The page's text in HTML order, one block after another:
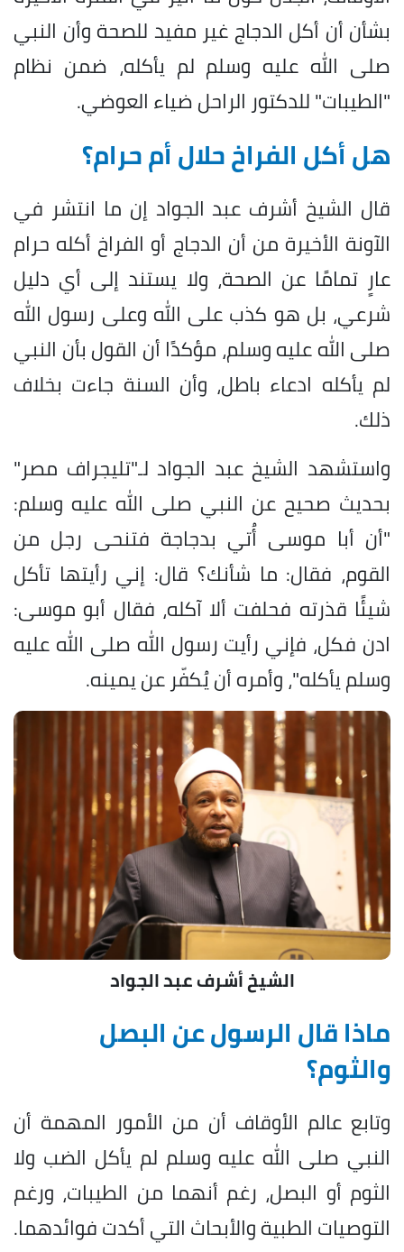
بشأن أن أكل الدجاج غير مفيد للصحة وأن النبي
صلى الله عليه وسلم لم يأكله، ضمن نظام
"الطيبات" للدكتور الراحل ضياء العوضي.
هل أكل الفراخ حلال أم حرام؟
قال الشيخ أشرف عبد الجواد إن ما انتشر في
الآونة الأخيرة من أن الدجاج أو الفراخ أكله حرام
عارٍ تمامًا عن الصحة، ولا يستند إلى أي دليل
شرعي، بل هو كذب على الله وعلى رسول الله
صلى الله عليه وسلم، مؤكدًا أن القول بأن النبي
لم يأكله ادعاء باطل، وأن السنة جاءت بخلاف
ذلك.
واستشهد الشيخ عبد الجواد لـ"تليجراف مصر"
بحديث صحيح عن النبي صلى الله عليه وسلم:
"أن أبا موسى أُتي بدجاجة فتنحى رجل من
القوم، فقال: ما شأنك؟ قال: إني رأيتها تأكل
شيئًا قذرته فحلفت ألا آكله، فقال أبو موسى:
ادن فكل، فإني رأيت رسول الله صلى الله عليه
وسلم يأكله"، وأمره أن يُكفّر عن يمينه.
الشيخ أشرف عبد الجواد
ماذا قال الرسول عن البصل
والثوم؟
وتابع عالم الأوقاف أن من الأمور المهمة أن
النبي صلى الله عليه وسلم لم يأكل الضب ولا
الثوم أو البصل، رغم أنهما من الطيبات، ورغم
التوصيات الطبية والأبحاث التي أكدت فوائدهما.